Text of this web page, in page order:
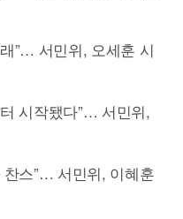
”… 서민위, 오세훈 시
시작됐다”… 서민위,
찬스”… 서민위, 이혜훈